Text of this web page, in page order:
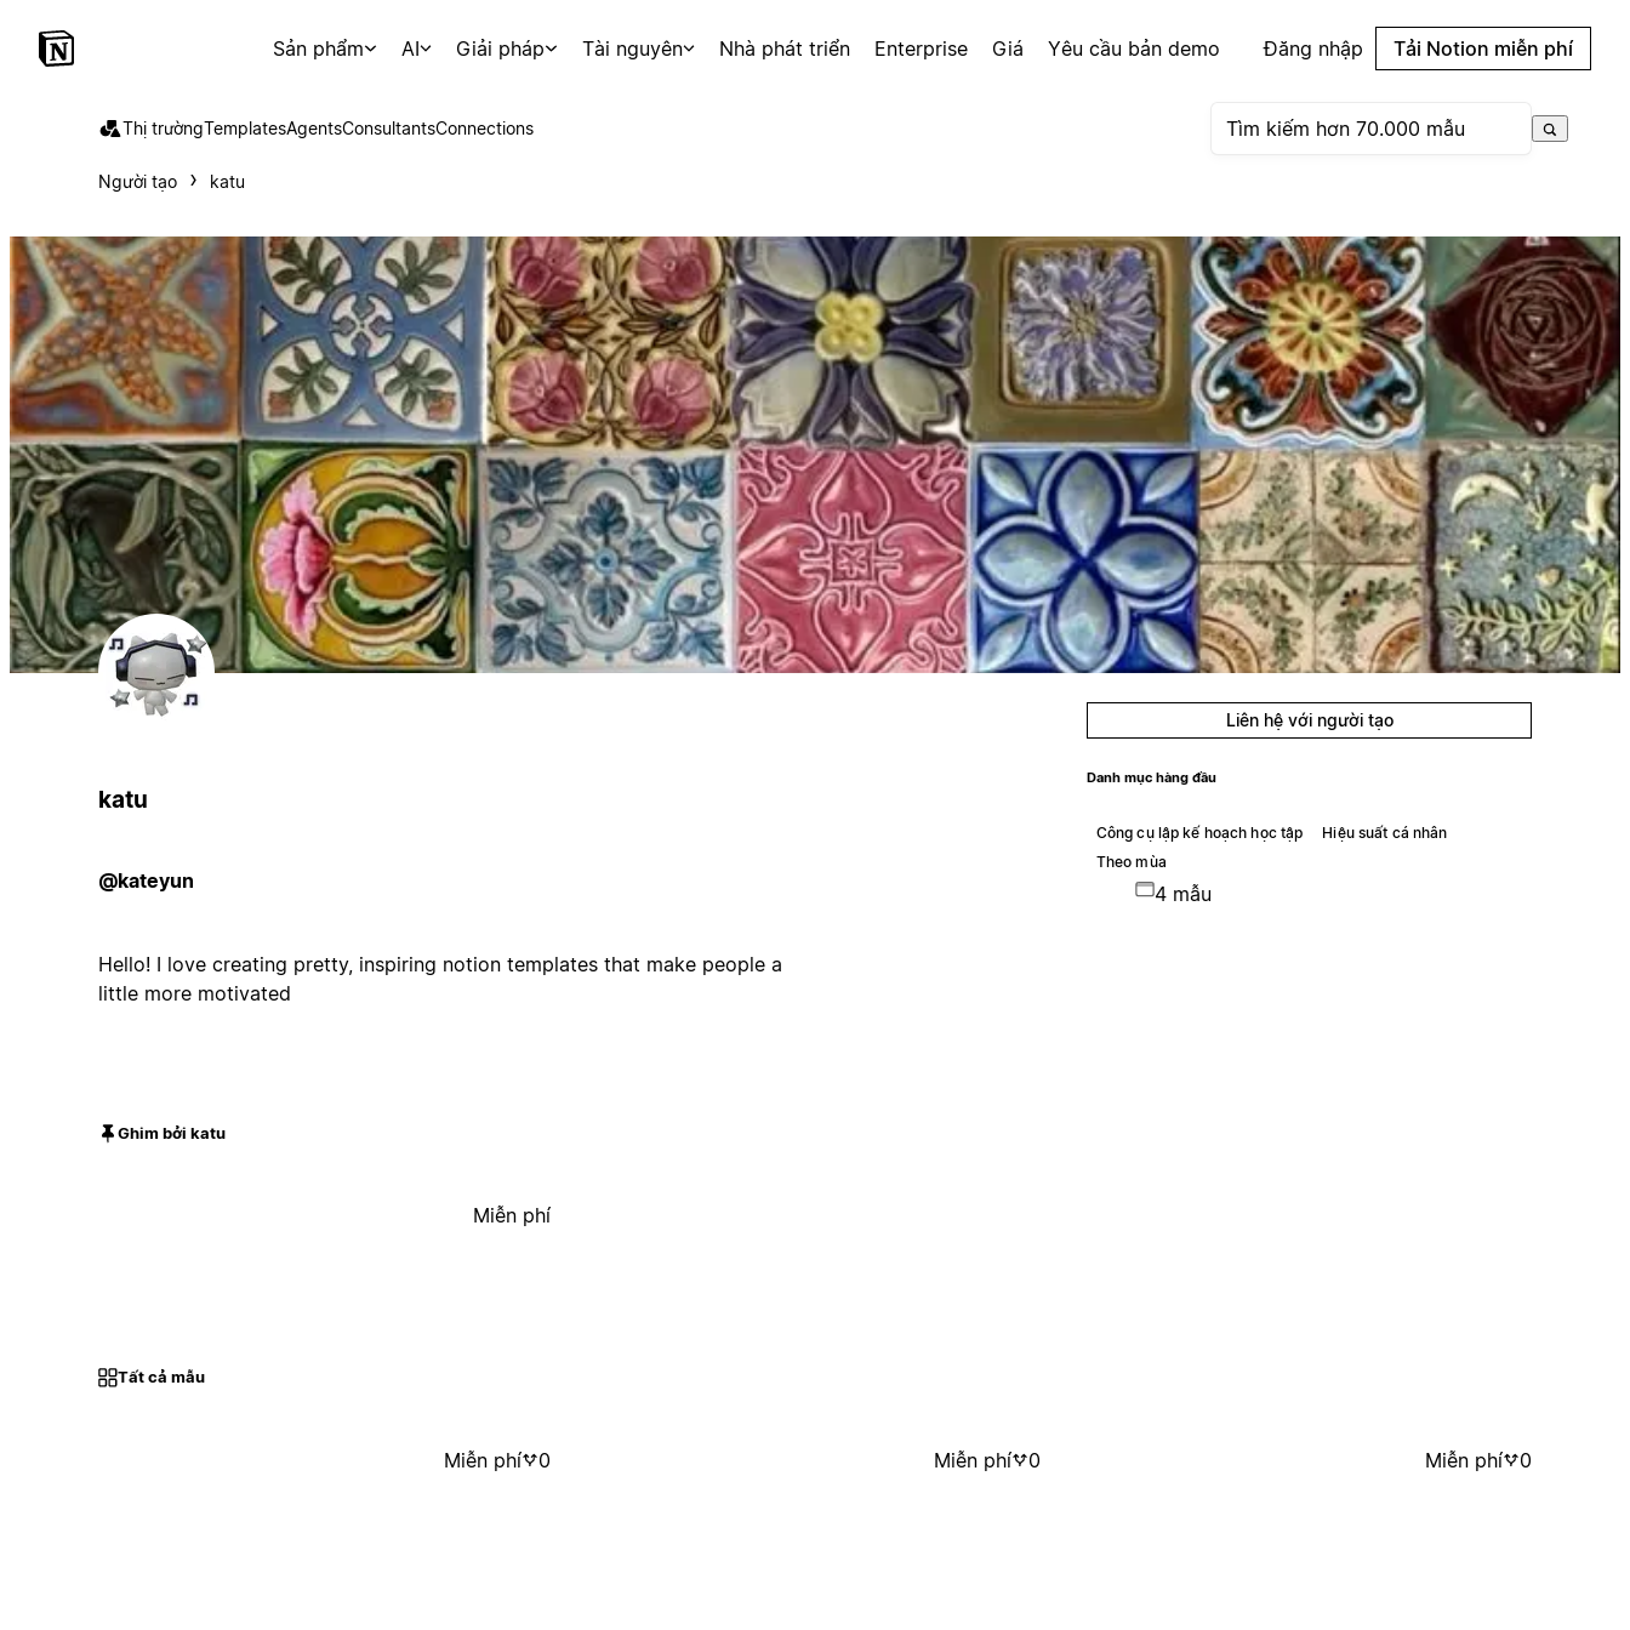
Sản phẩm AI Giải pháp Tài nguyên Nhà phát triển Enterprise Giá Yêu cầu bản demo Đăng nhập Tải Notion miễn phí
Thị trườngTemplatesAgentsConsultantsConnections
Người tạo katu
katu
@kateyun
Hello! I love creating pretty, inspiring notion templates that make people a
little more motivated
Liên hệ với người tạo
Danh mục hàng đầu
Công cụ lập kế hoạch học tập
Hiệu suất cá nhân
Theo mùa
4 mẫu
Ghim bởi katu
Miễn phí
Tất cả mẫu
Miễn phí 0 Miễn phí 0 Miễn phí 0